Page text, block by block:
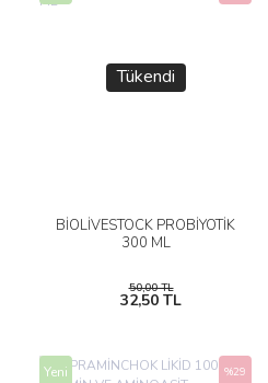
Tükendi
BİOLİVESTOCK PROBİYOTİK
300 ML
50,00 TL
32,50 TL
Yeni %29